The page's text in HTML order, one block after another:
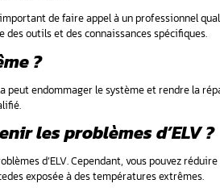
classe C, Mercedes classe S,
sur une